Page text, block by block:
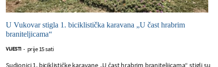
U Vukovar stigla 1. biciklistička karavana „U čast hrabrim
braniteljicama“
VIJESTI - prije 15 sati
Sudionici 1. biciklističke karavane „U čast hrabrim braniteljicama“ stigli su